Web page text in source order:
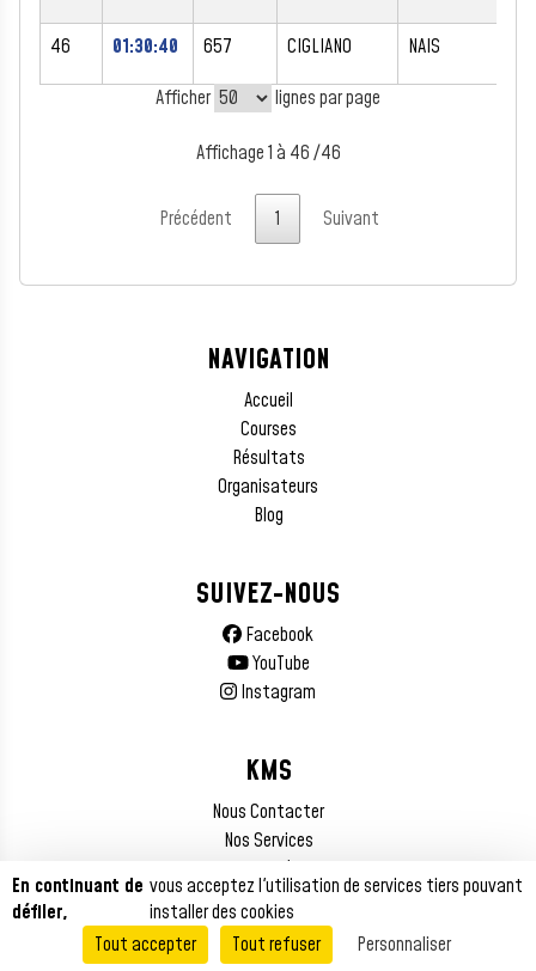
46 01:30:40 657 CIGLIANO NAIS
Afficher
lignes par page
Affichage 1 à 46 /46
Précédent 1 Suivant
NAVIGATION
Accueil
Courses
Résultats
Organisateurs
Blog
SUIVEZ-NOUS
Facebook
YouTube
Instagram
KMS
Nous Contacter
Nos Services
Mentions Légales
En continuant de
défiler,
vous acceptez l'utilisation de services tiers pouvant
installer des cookies
Tout accepter
Tout refuser
Personnaliser